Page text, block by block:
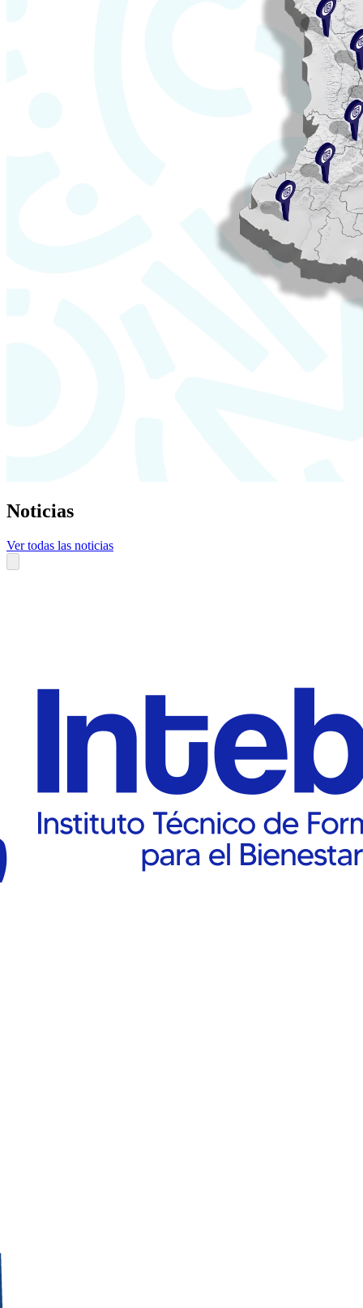
Noticias
Ver todas las noticias